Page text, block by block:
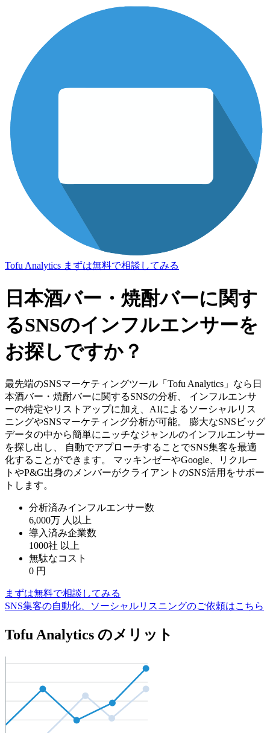
Tofu Analytics まずは無料で相談してみる
日本酒バー・焼酎バーに関す
るSNSのインフルエンサーを
お探しですか？
最先端のSNSマーケティングツール「Tofu Analytics」なら日
本酒バー・焼酎バーに関するSNSの分析、 インフルエンサ
ーの特定やリストアップに加え、AIによるソーシャルリス
ニングやSNSマーケティング分析が可能。 膨大なSNSビッグ
データの中から簡単にニッチなジャンルのインフルエンサー
を探し出し、 自動でアプローチすることでSNS集客を最適
化することができます。 マッキンゼーやGoogle、リクルー
トやP&G出身のメンバーがクライアントのSNS活用をサポー
トします。
分析済みインフルエンサー数
6,000万 人以上
導入済み企業数
1000社 以上
無駄なコスト
0 円
まずは無料で相談してみる
SNS集客の自動化、ソーシャルリスニングのご依頼はこちら
Tofu Analytics のメリット